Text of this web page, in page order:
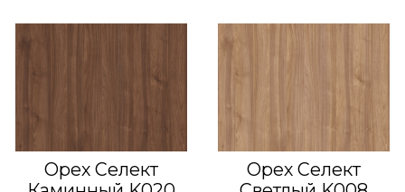
Орех Селект
Орех Селект